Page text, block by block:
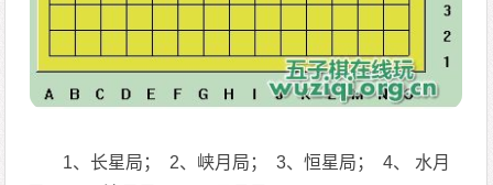
1、长星局； 2、峡月局； 3、恒星局； 4、 水月